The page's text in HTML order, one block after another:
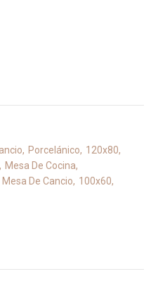
Porcelánico
120x80
Mesa De Cocina
Mesa De Cancio
100x60